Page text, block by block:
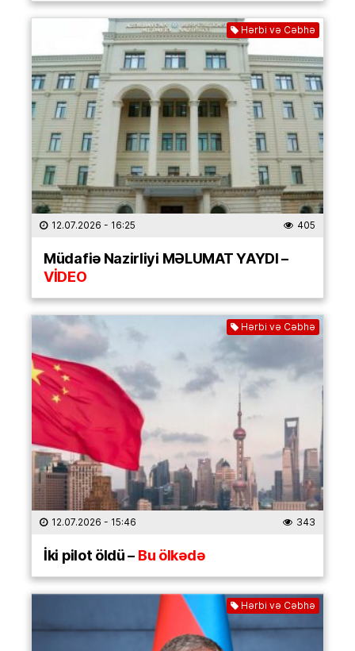
Hərbi və Cəbhə
12.07.2026 - 16:25 405
Müdafiə Nazirliyi MƏLUMAT YAYDI –
VİDEO
Hərbi və Cəbhə
12.07.2026 - 15:46 343
İki pilot öldü –Bu ölkədə
Hərbi və Cəbhə